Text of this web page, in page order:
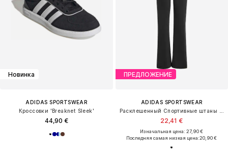
Новинка
ADIDAS SPORTSWEAR
Кроссовки 'Breaknet Sleek'
44,90 €
ПРЕДЛОЖЕНИЕ
ADIDAS SPORTSWEAR
22,41 €
Изначальная цена: 27,90 €
Последняя самая низкая цена:20,90 €